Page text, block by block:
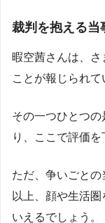
裁判を抱える当
暇空茜さんは、
ことが報じられて
その一つひとつ
り、ここで評価を
ただ、争いごと
以上、顔や生活
いえるでしょう。